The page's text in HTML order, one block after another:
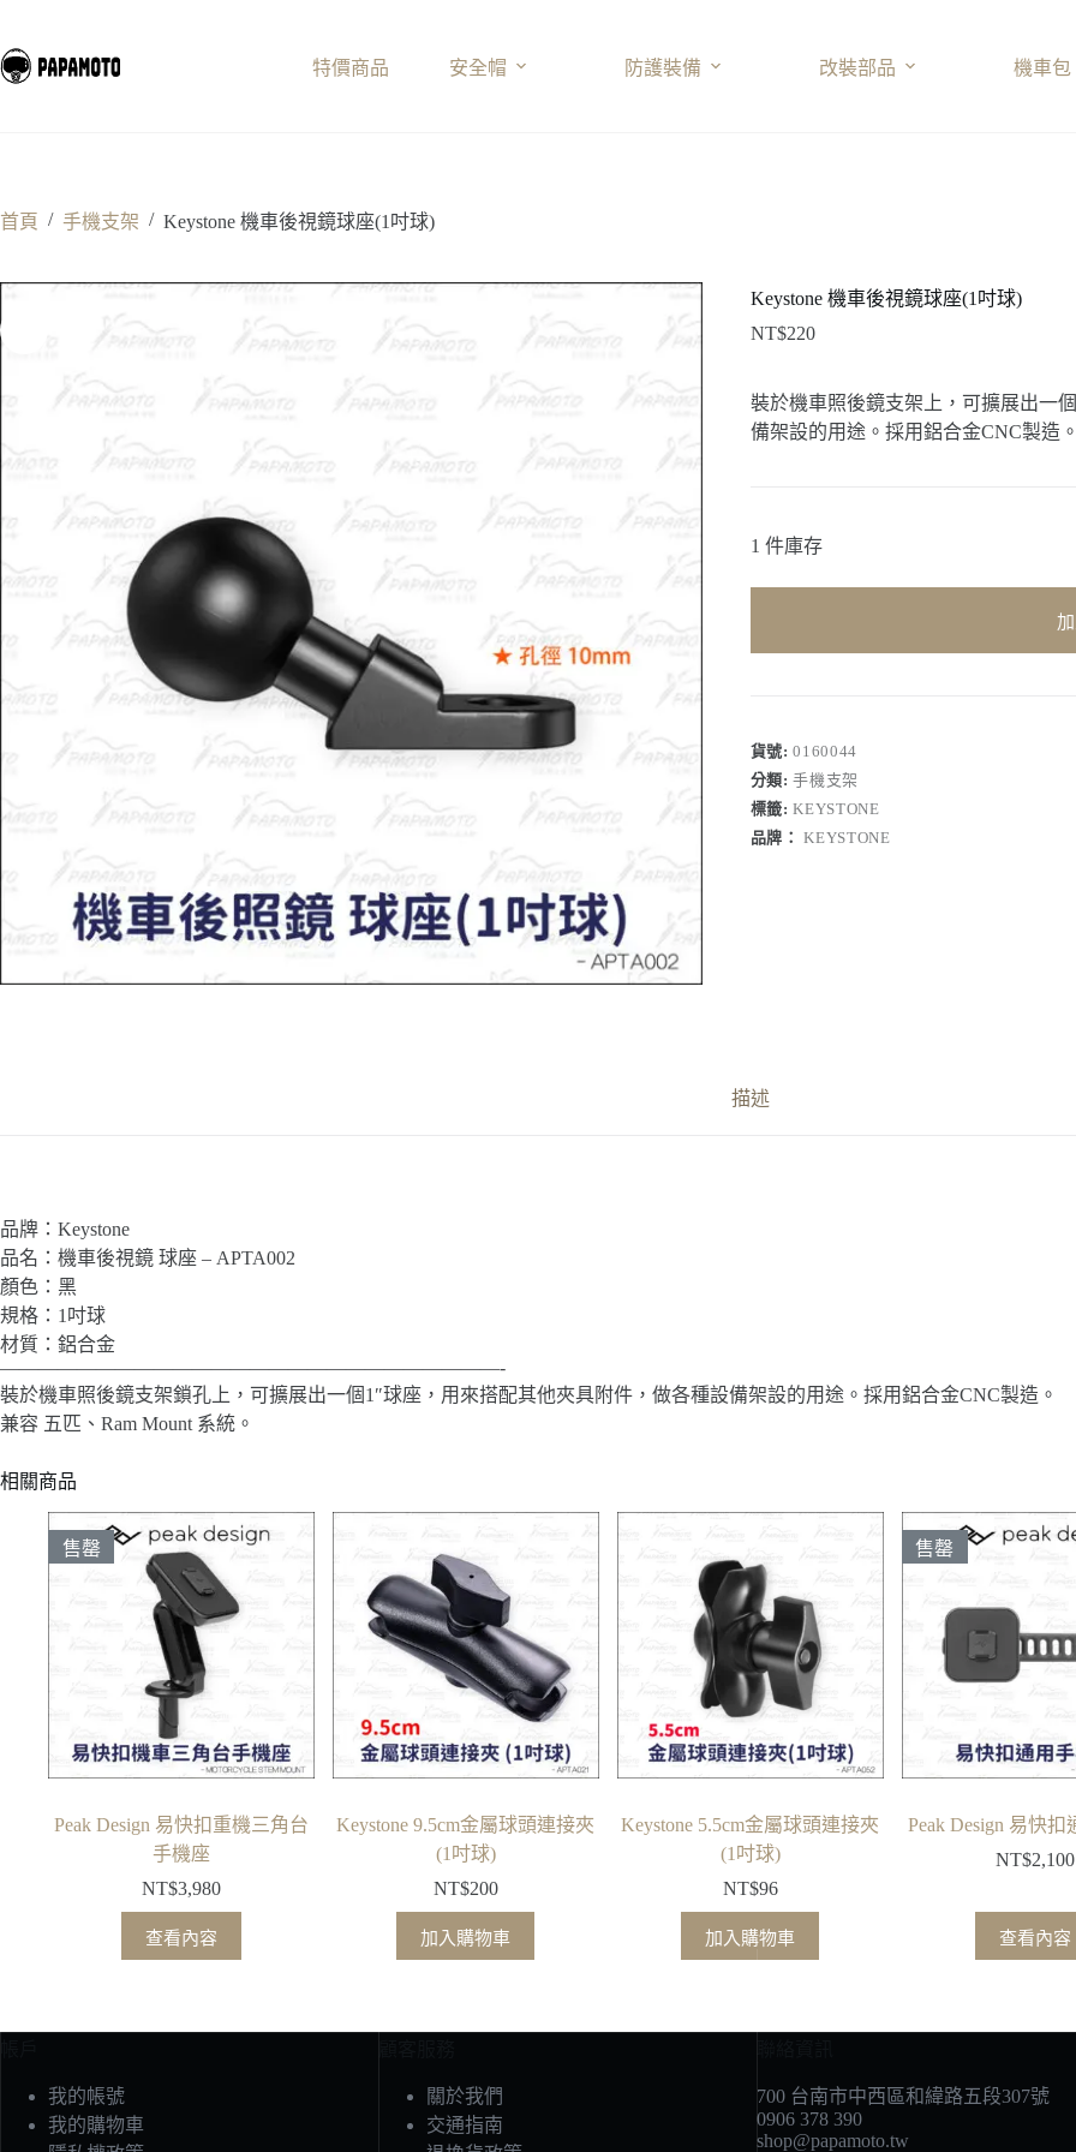
至
主
特價商品 安全帽 防護裝備 改裝部品 機車包
首頁 / 手機支架 / Keystone 機車後視鏡球座(1吋球)
Keystone 機車後視鏡球座(1吋球)
NT$220
裝於機車照後鏡支架上，可擴展出一
備架設的用途。採用鋁合金CNC製造
1 件庫存
貨號:0160044
分類:手機支架
標籤:KEYSTONE
品牌：KEYSTONE
描述
品牌：Keystone
品名：機車後視鏡 球座 – APTA002
顏色：黑
規格：1吋球
材質：鋁合金
——————————————————————————-
裝於機車照後鏡支架鎖孔上，可擴展出一個1″球座，用來搭配其他夾具附件，做各種設備架設的用途。採用鋁合金CNC製造。
兼容 五匹、Ram Mount 系統。
相關商品
售罄
Peak Design 易快扣重機三角台
手機座
NT$3,980
查看內容
Keystone 9.5cm金屬球頭連接夾
(1吋球)
NT$200
加入購物車
Keystone 5.5cm金屬球頭連接夾
(1吋球)
NT$96
加入購物車
售罄
Peak Design 易快
NT$2,100
查看內容
我的帳號
我的購物車
關於我們
交通指南
700 台南市中西區和緯路五段307號
0906 378 390
shop@papamoto.tw